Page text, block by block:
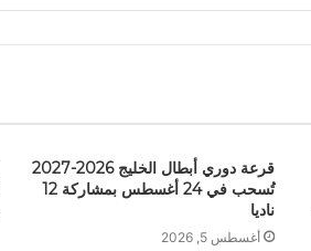
قرعة دوري أبطال الخليج 2026-2027
تُسحب في 24 أغسطس بمشاركة 12
ناديا
أغسطس 5, 2026